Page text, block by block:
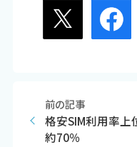
前の記事
格安SIM利用率
約70％